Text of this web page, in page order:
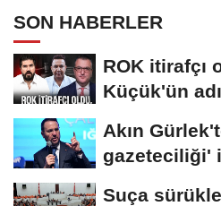
SON HABERLER
ROK itirafçı
Küçük'ün
Akın
gazeteciliği'
Suça